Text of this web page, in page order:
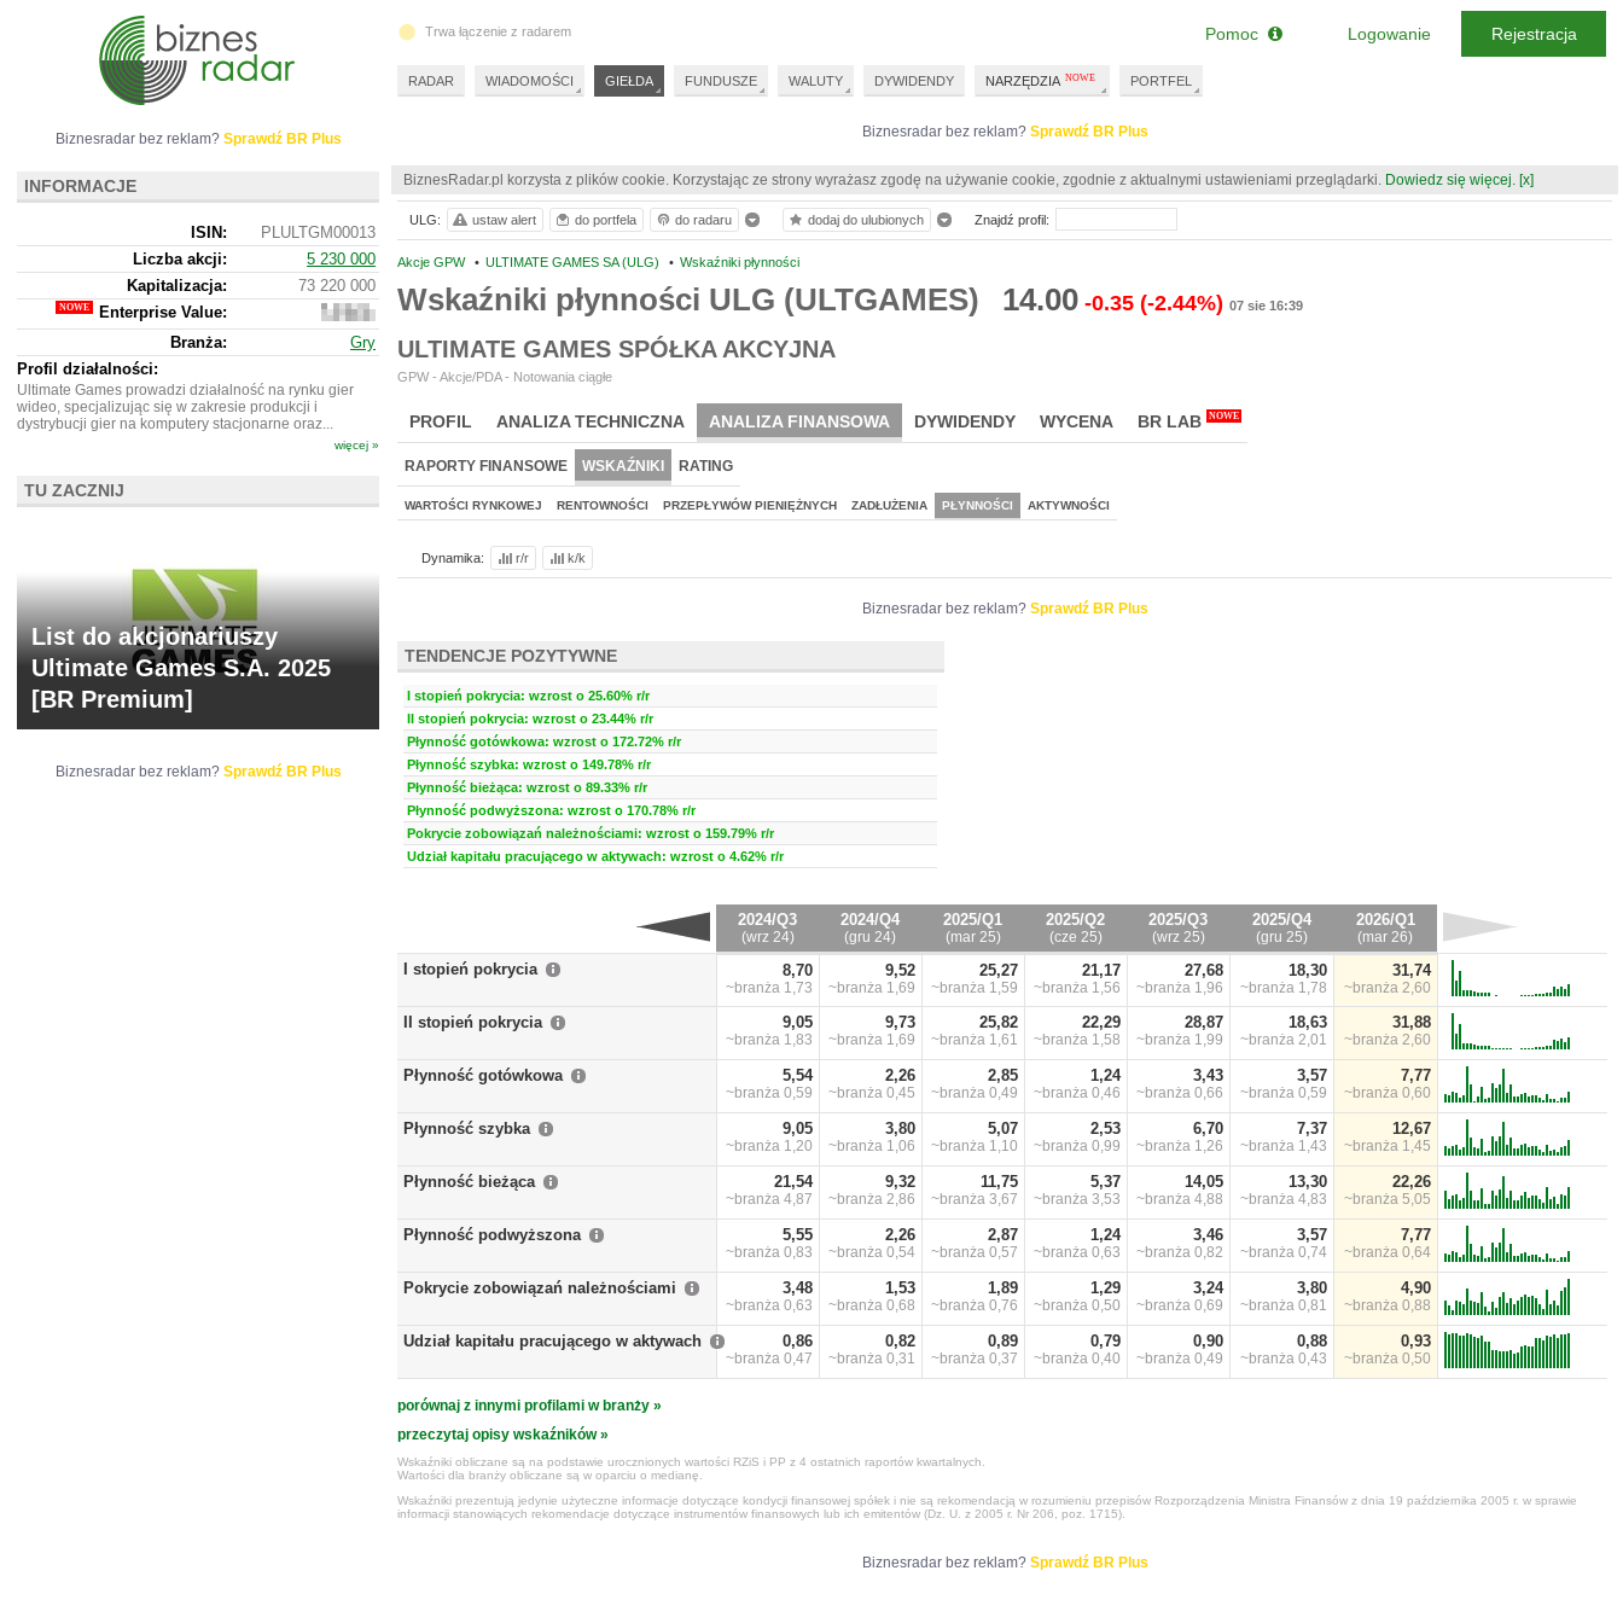
Biznesradar bez reklam? Sprawdź BR Plus
BiznesRadar.pl korzysta z plików cookie. Korzystając ze strony wyrażasz zgodę na używanie cookie, zgodnie z aktualnymi ustawieniami przeglądarki. Dowiedz się więcej. [x]
Akcje GPW • ULTIMATE GAMES SA (ULG) • Wskaźniki płynności
Wskaźniki płynności ULG (ULTGAMES) 14.00 -0.35 (-2.44%) 07 sie 16:39
ULTIMATE GAMES SPÓŁKA AKCYJNA
GPW - Akcje/PDA - Notowania ciągłe
PROFIL ANALIZA TECHNICZNA ANALIZA FINANSOWA DYWIDENDY WYCENA BR LAB NOWE
RAPORTY FINANSOWE WSKAŹNIKI RATING
WARTOŚCI RYNKOWEJ RENTOWNOŚCI PRZEPŁYWÓW PIENIĘŻNYCH ZADŁUŻENIA PŁYNNOŚCI AKTYWNOŚCI
Dynamika: r/r k/k
Biznesradar bez reklam? Sprawdź BR Plus
TENDENCJE POZYTYWNE
I stopień pokrycia: wzrost o 25.60% r/r
II stopień pokrycia: wzrost o 23.44% r/r
Płynność gotówkowa: wzrost o 172.72% r/r
Płynność szybka: wzrost o 149.78% r/r
Płynność bieżąca: wzrost o 89.33% r/r
Płynność podwyższona: wzrost o 170.78% r/r
Pokrycie zobowiązań należnościami: wzrost o 159.79% r/r
Udział kapitału pracującego w aktywach: wzrost o 4.62% r/r
2024/Q3
(wrz 24)
2024/Q4
(gru 24)
2025/Q1
(mar 25)
2025/Q2
(cze 25)
2025/Q3
(wrz 25)
2025/Q4
(gru 25)
2026/Q1
(mar 26)
I stopień pokrycia 8,70
~branża 1,73
9,52
~branża 1,69
25,27
~branża 1,59
21,17
~branża 1,56
27,68
~branża 1,96
18,30
~branża 1,78
31,74
~branża 2,60
II stopień pokrycia 9,05
~branża 1,83
9,73
~branża 1,69
25,82
~branża 1,61
22,29
~branża 1,58
28,87
~branża 1,99
18,63
~branża 2,01
31,88
~branża 2,60
Płynność gotówkowa 5,54
~branża 0,59
2,26
~branża 0,45
2,85
~branża 0,49
1,24
~branża 0,46
3,43
~branża 0,66
3,57
~branża 0,59
7,77
~branża 0,60
Płynność szybka 9,05
~branża 1,20
3,80
~branża 1,06
5,07
~branża 1,10
2,53
~branża 0,99
6,70
~branża 1,26
7,37
~branża 1,43
12,67
~branża 1,45
Płynność bieżąca 21,54
~branża 4,87
9,32
~branża 2,86
11,75
~branża 3,67
5,37
~branża 3,53
14,05
~branża 4,88
13,30
~branża 4,83
22,26
~branża 5,05
Płynność podwyższona 5,55
~branża 0,83
2,26
~branża 0,54
2,87
~branża 0,57
1,24
~branża 0,63
3,46
~branża 0,82
3,57
~branża 0,74
7,77
~branża 0,64
Pokrycie zobowiązań należnościami 3,48
~branża 0,63
1,53
~branża 0,68
1,89
~branża 0,76
1,29
~branża 0,50
3,24
~branża 0,69
3,80
~branża 0,81
4,90
~branża 0,88
Udział kapitału pracującego w aktywach 0,86
~branża 0,47
0,82
~branża 0,31
0,89
~branża 0,37
0,79
~branża 0,40
0,90
~branża 0,49
0,88
~branża 0,43
0,93
~branża 0,50
porównaj z innymi profilami w branży »
przeczytaj opisy wskaźników »
Wskaźniki obliczane są na podstawie urocznionych wartości RZiS i PP z 4 ostatnich raportów kwartalnych.
Wartości dla branży obliczane są w oparciu o medianę.
Wskaźniki prezentują jedynie użyteczne informacje dotyczące kondycji finansowej spółek i nie są rekomendacją w rozumieniu przepisów Rozporządzenia Ministra Finansów z dnia 19 października 2005 r. w sprawie
informacji stanowiących rekomendacje dotyczące instrumentów finansowych lub ich emitentów (Dz. U. z 2005 r. Nr 206, poz. 1715).
Biznesradar bez reklam? Sprawdź BR Plus
ULG: ustaw alert do portfela do radaru dodaj do ulubionych Znajdź profil:
Biznesradar bez reklam? Sprawdź BR Plus
INFORMACJE
ISIN:
PLULTGM00013
Liczba akcji:
5 230 000
Kapitalizacja:
73 220 000
Enterprise Value:
62
227
000
Branża:
Gry
Profil działalności:
Ultimate Games prowadzi działalność na rynku gier
wideo, specjalizując się w zakresie produkcji i
dystrybucji gier na komputery stacjonarne oraz...
więcej »
TU ZACZNIJ
List do akcjonariuszy
Ultimate Games S.A. 2025
[BR Premium]
Biznesradar bez reklam? Sprawdź BR Plus
Trwa łączenie z radarem
RADAR WIADOMOŚCI GIEŁDA FUNDUSZE WALUTY DYWIDENDY NARZĘDZIA PORTFEL
Pomoc Logowanie Rejestracja